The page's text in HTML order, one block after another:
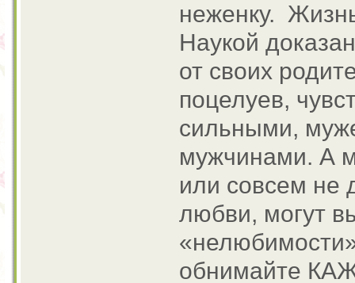
неженку.
Наукой
от своих
поцелуев,
сильными,
мужчинами. А
или совсем не
любви, могут
обнимайте